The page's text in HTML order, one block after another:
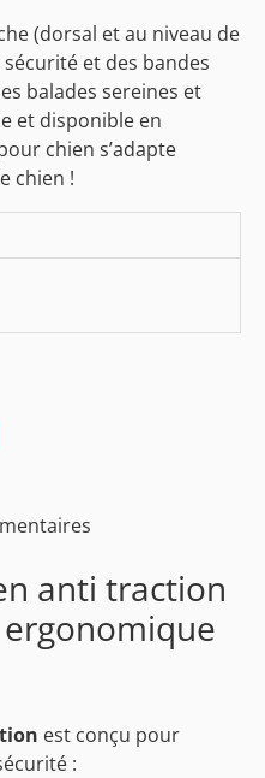
(dorsal et au niveau de
et des bandes
balades sereines et
et disponible en
chien s’adapte
chien !
anti traction
est conçu pour
: